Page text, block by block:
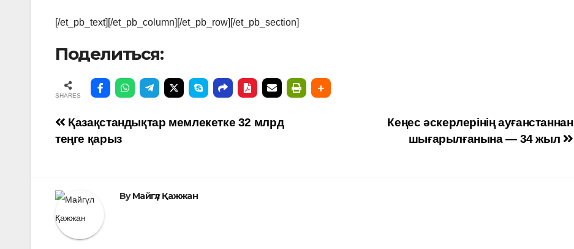
[/et_pb_text][/et_pb_column][/et_pb_row][/et_pb_section]
Поделиться:
SHARES
Навигация
по
Кеңес әскерлерінің ауғанстаннан
шығарылғанына — 34 жыл
Қазақстандықтар мемлекетке 32 млрд
теңге қарыз
ByМайгүл Қажжан